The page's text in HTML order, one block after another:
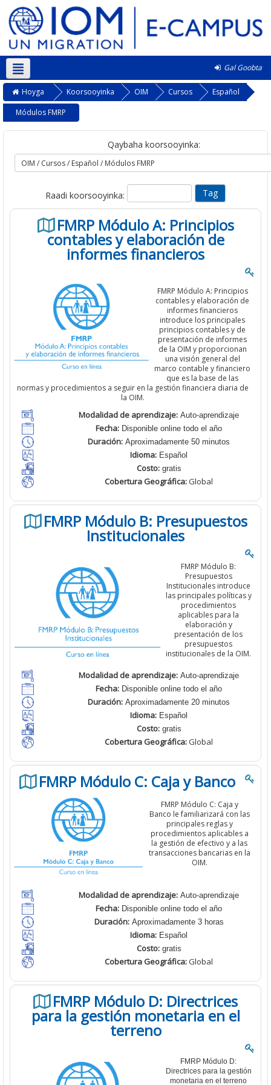
Gal Goobta
Soomaali ‎(so)‎
Hoyga Koorsooyinka OIM Cursos
Español
Módulos FMRP
Qaybaha koorsooyinka:
Raadi koorsooyinka:
FMRP Módulo A: Principios
contables y elaboración de
informes financieros
FMRP Módulo A: Principios
contables y elaboración de
informes financieros
introduce los principales
principios contables y de
presentación de informes
de la OIM y proporcionan
una visión general del
marco contable y financiero
que es la base de las
normas y procedimientos a seguir en la gestión financiera diaria de
la OIM.
Modalidad de aprendizaje: Auto-aprendizaje
Fecha: Disponible online todo el año
Duración: Aproximadamente 50 minutos
Idioma: Español
Costo:gratis
Cobertura Geográfica:Global
FMRP Módulo B: Presupuestos
Institucionales
FMRP Módulo B:
Presupuestos
Institucionales introduce
las principales políticas y
procedimientos
aplicables para la
elaboración y
presentación de los
presupuestos
institucionales de la OIM.
Modalidad de aprendizaje: Auto-aprendizaje
Fecha: Disponible online todo el año
Duración: Aproximadamente 20 minutos
Idioma: Español
Costo:gratis
Cobertura Geográfica:Global
FMRP Módulo C: Caja y Banco
FMRP Módulo C: Caja y
Banco le familiarizará con las
principales reglas y
procedimientos aplicables a
la gestión de efectivo y a las
transacciones bancarias en la
OIM.
Modalidad de aprendizaje: Auto-aprendizaje
Fecha: Disponible online todo el año
Duración:Aproximadamente 3 horas
Idioma: Español
Costo:gratis
Cobertura Geográfica:Global
FMRP Módulo D: Directrices
para la gestión monetaria en el
terreno
FMRP Módulo D:
Directrices para la gestión
monetaria en el terreno